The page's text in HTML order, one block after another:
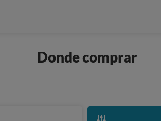
Donde comprar